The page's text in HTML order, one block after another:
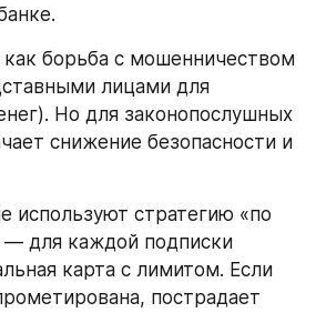
как борьба с мошенничеством
лицами для
Но для законопослушных
снижение безопасности и
используют стратегию «по
— для каждой подписки
карта с лимитом. Если
пострадает